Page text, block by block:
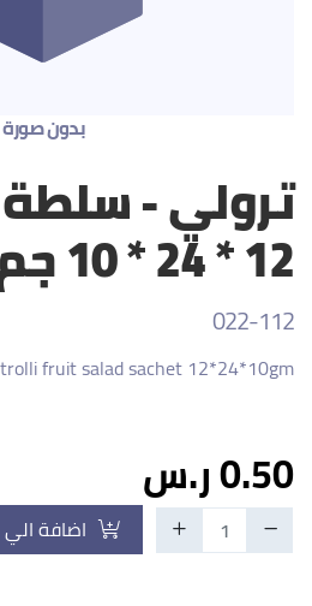
بدون صورة
ترولي -
12 * 24 * 10 جم
022-112
trolli fruit salad sachet 12*24*10gm
0.50 ر.س
اضافة الي